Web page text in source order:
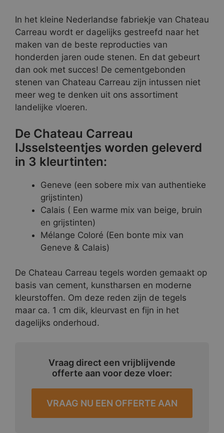
In het kleine Nederlandse fabriekje van Chateau
Carreau wordt er dagelijks gestreefd naar het
maken van de beste reproducties van
honderden jaren oude stenen. En dat gebeurt
dan ook met succes! De cementgebonden
stenen van Chateau Carreau zijn intussen niet
meer weg te denken uit ons assortiment
landelijke vloeren.
De Chateau Carreau
IJsselsteentjes worden geleverd
in 3 kleurtinten:
Geneve (een sobere mix van authentieke
grijstinten)
Calais ( Een warme mix van beige, bruin
en grijstinten)
Mélange Coloré (Een bonte mix van
Geneve & Calais)
De Chateau Carreau tegels worden gemaakt op
basis van cement, kunstharsen en moderne
kleurstoffen. Om deze reden zijn de tegels
maar ca. 1 cm dik, kleurvast en fijn in het
dagelijks onderhoud.
Vraag direct een vrijblijvende
offerte aan voor deze vloer:
VRAAG NU EEN OFFERTE AAN